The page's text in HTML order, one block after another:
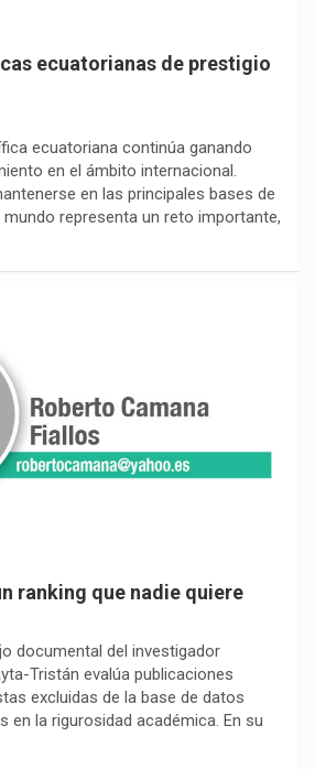
ecuatorianas de prestigio
ecuatoriana continúa ganando
en el ámbito internacional.
en las principales bases de
representa un reto importante,
ranking que nadie quiere
documental del investigador
Tristán evalúa publicaciones
excluidas de la base de datos
en la rigurosidad académica. En su